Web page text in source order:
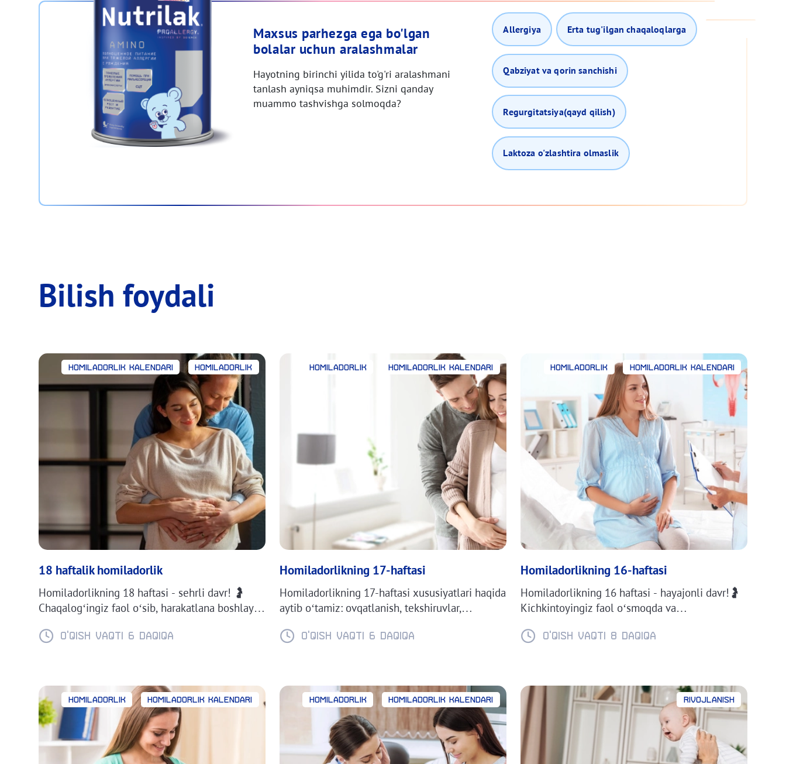
Maxsus parhezga ega bo'lgan
bolalar uchun aralashmalar
Hayotning birinchi yilida to'g'ri aralashmani
tanlash ayniqsa muhimdir. Sizni qanday
muammo tashvishga solmoqda?
Allergiya Erta tug'ilgan chaqaloqlarga
Qabziyat va qorin sanchishi
Regurgitatsiya(qayd qilish)
Laktoza o'zlashtira olmaslik
Bilish foydali
Homiladorlik kalendari Homiladorlik
18 haftalik homiladorlik
Homiladorlikning 18 haftasi - sehrli davr! 🤰
Chaqalog‘ingiz faol o‘sib, harakatlana boshlaydi.
o‘lchamlarini bilib oling. 😍 18-hafta
O'QISH VAQTI 6 daqiqa
Homiladorlik Homiladorlik kalendari
Homiladorlikning 17-haftasi
Homiladorlikning 17-haftasi xususiyatlari haqida
aytib o‘tamiz: ovqatlanish, tekshiruvlar,
O'QISH VAQTI 6 daqiqa
Homiladorlik Homiladorlik kalendari
Homiladorlikning 16-haftasi
Homiladorlikning 16 haftasi - hayajonli davr!🤰
Kichkintoyingiz faol o‘smoqda va
chaqalog‘ingizning bo‘yi va vazni qanday
ma’lumotni bizning maqolamizda o‘qing!
O'QISH VAQTI 8 daqiqa
Homiladorlik Homiladorlik kalendari Homiladorlik Homiladorlik kalendari Rivojlanish